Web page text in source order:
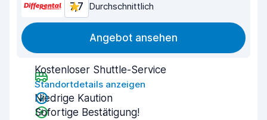
7,7 Durchschnittlich
Angebot ansehen
Kostenloser Shuttle-Service
Standortdetails anzeigen
Niedrige Kaution
Sofortige Bestätigung!